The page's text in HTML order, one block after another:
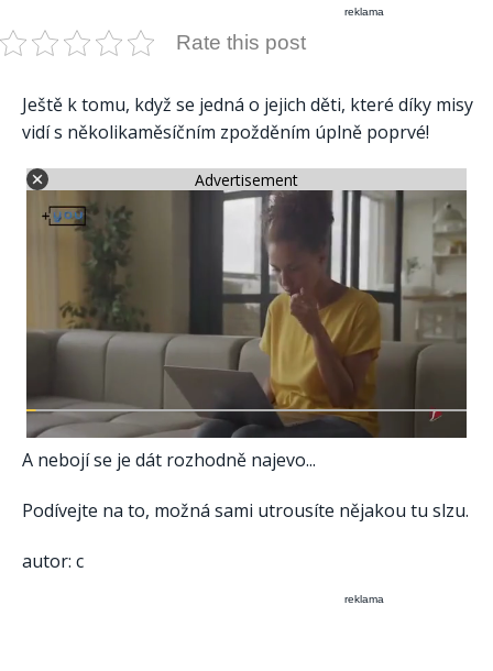
reklama
Rate this post
Ještě k tomu, když se jedná o jejich děti, které díky misy
vidí s několikaměsíčním zpožděním úplně poprvé!
Advertisement
A nebojí se je dát rozhodně najevo...
Podívejte na to, možná sami utrousíte nějakou tu slzu.
autor: c
reklama